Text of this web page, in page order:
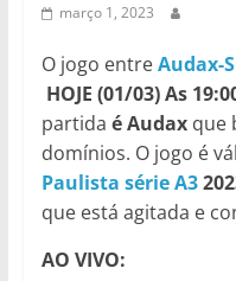
março 1, 2023
O jogo entreAudax-
HOJE (01/03) As
partida é Audax que
domínios. O jogo é
Paulista série A3
que está agitada e
AO VIVO: